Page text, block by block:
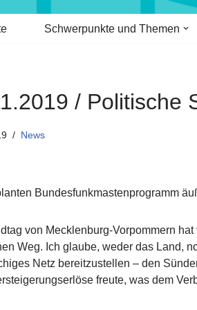
Schwerpunkte und Themen
/ Politische
News
Bundesfunkmastenprogramm
von Mecklenburg-Vorpommern
Weg. Ich glaube, weder das Land,
Netz bereitzustellen – den
freute, was dem